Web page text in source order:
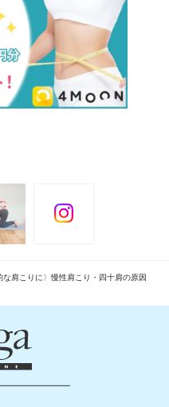
。こちらの記事では、硬くなっ
トレッチをご紹介します。
な肩こりに〉慢性肩こり・四十肩の原因